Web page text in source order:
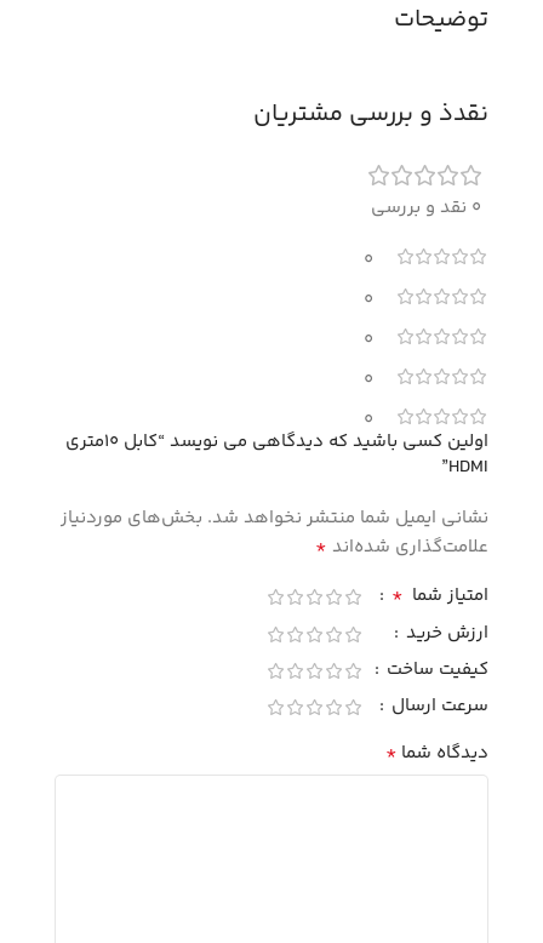
توضیحات
نقدذ و بررسی مشتریان
0 نقد و بررسی
0
0
0
0
0
اولین کسی باشید که دیدگاهی می نویسد “کابل 10متری
HDMI”
نشانی ایمیل شما منتشر نخواهد شد. بخش‌های موردنیاز
علامت‌گذاری شده‌اند *
امتیاز شما *
ارزش خرید
کیفیت ساخت
سرعت ارسال
دیدگاه شما *